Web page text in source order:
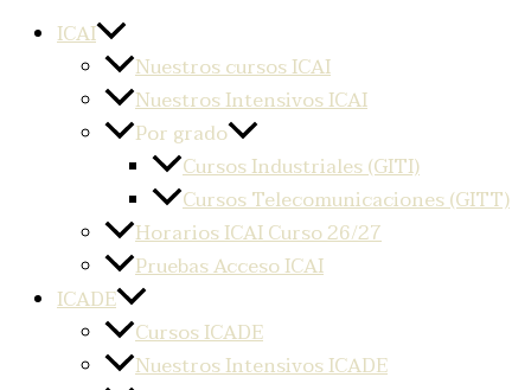
ICAI
Nuestros cursos ICAI
Nuestros Intensivos ICAI
Por grado
Cursos Industriales (GITI)
Cursos Telecomunicaciones (GITT)
Horarios ICAI Curso 26/27
Pruebas Acceso ICAI
ICADE
Cursos ICADE
Nuestros Intensivos ICADE